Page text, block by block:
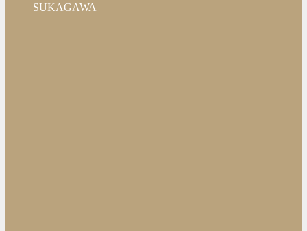
SUKAGAWA